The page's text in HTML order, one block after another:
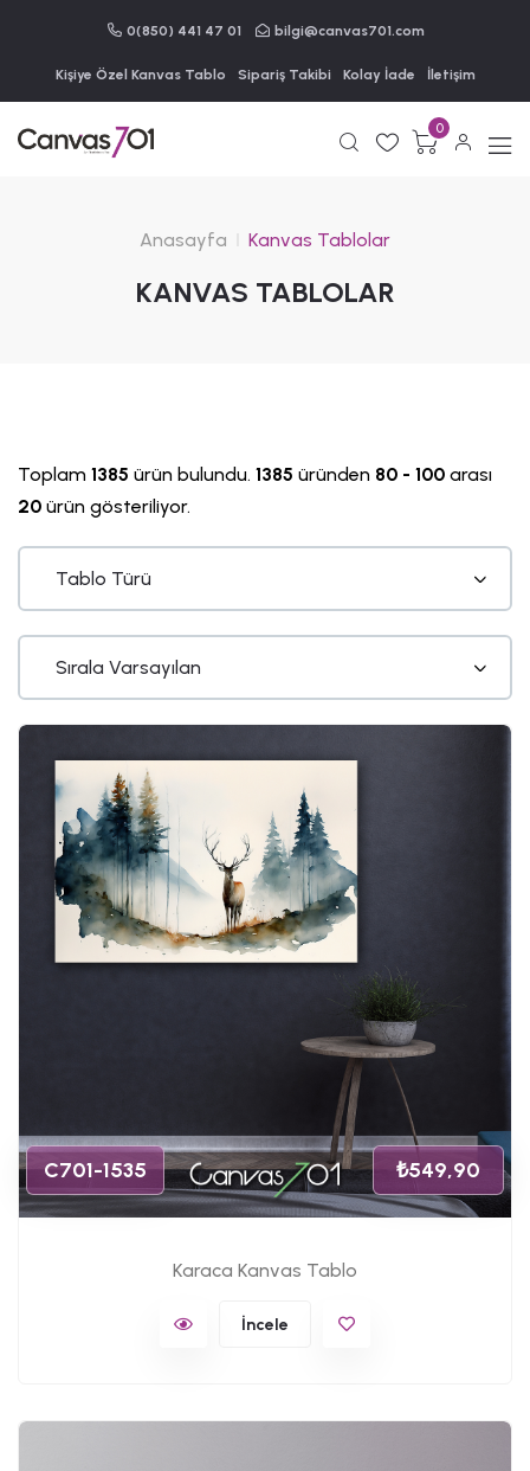
0(850) 441 47 01 bilgi@canvas701.com
Kişiye Özel Kanvas Tablo Sipariş Takibi Kolay İade İletişim
0
Anasayfa Kanvas Tablolar
KANVAS TABLOLAR
Toplam 1385 ürün bulundu. 1385 üründen 80 - 100 arası
20 ürün gösteriliyor.
C701-1535 ₺549,90
Karaca Kanvas Tablo
İncele